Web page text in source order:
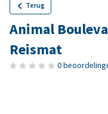
Terug
Animal
Reismat
0